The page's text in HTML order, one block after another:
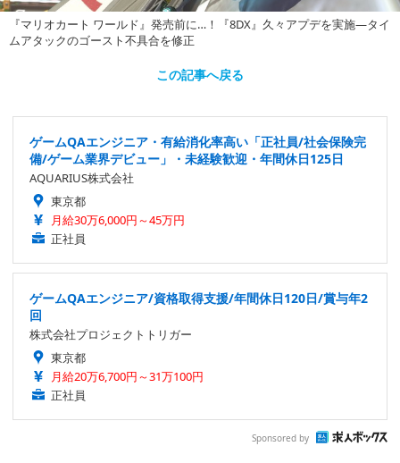
『マリオカート ワールド』発売前に…！『8DX』久々アプデを実施―タイ
ムアタックのゴースト不具合を修正
この記事へ戻る
ゲームQAエンジニア・有給消化率高い「正社員/社会保険完
備/ゲーム業界デビュー」・未経験歓迎・年間休日125日
AQUARIUS株式会社
東京都
月給30万6,000円～45万円
正社員
ゲームQAエンジニア/資格取得支援/年間休日120日/賞与年2
回
株式会社プロジェクトトリガー
東京都
月給20万6,700円～31万100円
正社員
Sponsored by